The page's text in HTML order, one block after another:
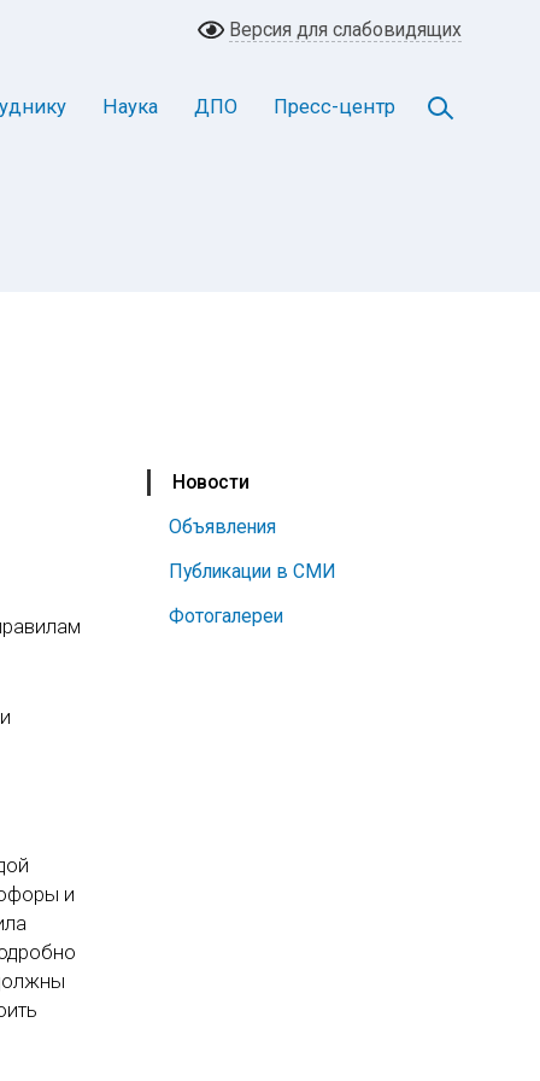
Версия для слабовидящих
Наука ДПО Пресс-центр
Новости
Объявления
Публикации в СМИ
Фотогалереи
и